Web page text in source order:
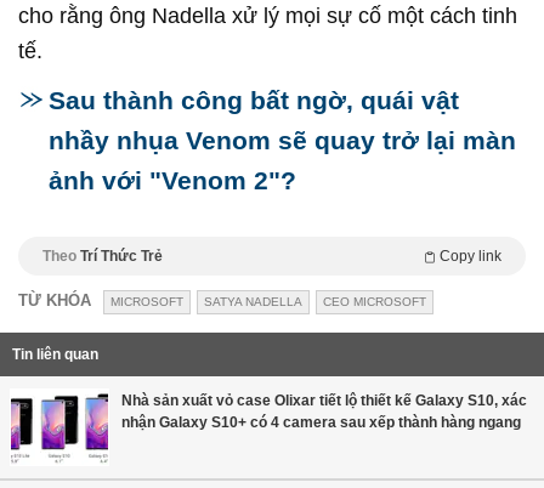
cho rằng ông Nadella xử lý mọi sự cố một cách tinh
tế.
Sau thành công bất ngờ, quái vật
nhầy nhụa Venom sẽ quay trở lại màn
ảnh với "Venom 2"?
Theo Trí Thức Trẻ Copy link
TỪ KHÓA MICROSOFT SATYA NADELLA CEO MICROSOFT
Tin liên quan
Nhà sản xuất vỏ case Olixar tiết lộ thiết kế Galaxy S10, xác
nhận Galaxy S10+ có 4 camera sau xếp thành hàng ngang